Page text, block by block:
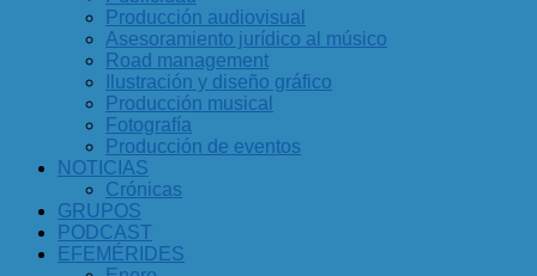
Producción audiovisual
Asesoramiento jurídico al músico
Road management
Ilustración y diseño gráfico
Producción musical
Fotografía
Producción de eventos
NOTICIAS
Crónicas
GRUPOS
PODCAST
EFEMÉRIDES